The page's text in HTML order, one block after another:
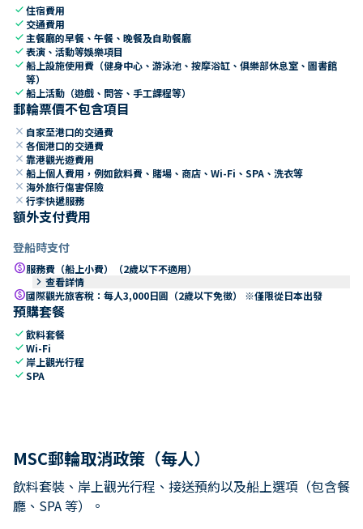
check住宿費用
check 交通費用
check 主餐廳的早餐、午餐、晚餐及自助餐廳
check表演、活動等娛樂項目
check船上設施使用費（健身中心、游泳池、按摩浴缸、俱樂部休息室、圖書館
等）
check船上活動（遊戲、問答、手工課程等）
郵輪票價不包含項目
close 自家至港口的交通費
close 各個港口的交通費
close 靠港觀光遊費用
close 船上個人費用，例如飲料費、賭場、商店、Wi-Fi、SPA、洗衣等
close 海外旅行傷害保險
close 行李快遞服務
額外支付費用
登船時支付
paid服務費（船上小費）（2歲以下不適用）
keyboard_arrow_right 查看詳情
paid國際觀光旅客稅：每人3,000日圓（2歲以下免徵） ※僅限從日本出發
預購套餐
check飲料套餐
checkWi-Fi
check 岸上觀光行程
checkSPA
MSC郵輪取消政策（每人）
飲料套裝、岸上觀光行程、接送預約以及船上選項（包含餐
廳、SPA 等）。